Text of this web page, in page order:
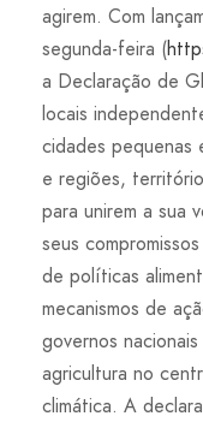
agirem. Com
segunda-feira (
a Declaração de
locais
cidades pequenas
e regiões,
para unirem a sua
seus
de políticas
mecanismos de
governos
agricultura no
climática. A